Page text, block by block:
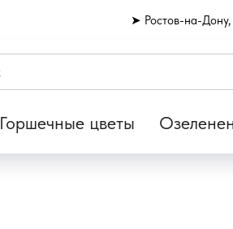
➤ Ростов-на-
Горшечные цветы